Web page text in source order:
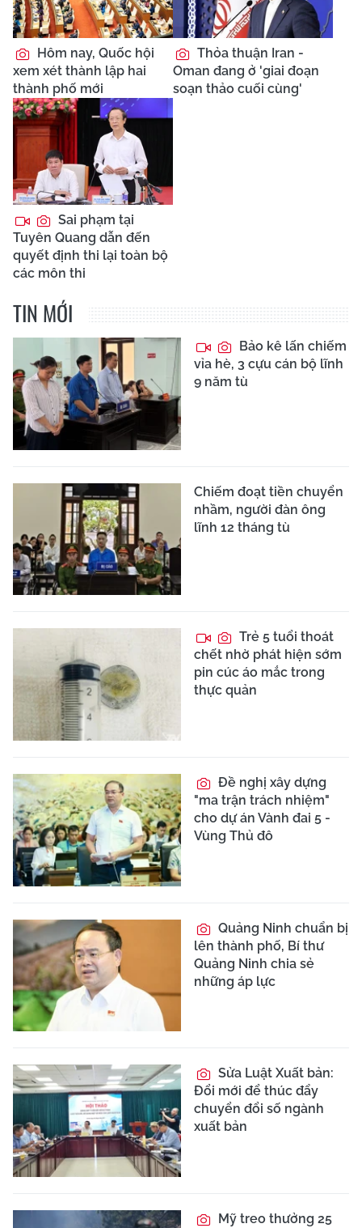
Hôm nay, Quốc hội
xem xét thành lập hai
thành phố mới
Thỏa thuận Iran -
Oman đang ở 'giai đoạn
soạn thảo cuối cùng'
Sai phạm tại
Tuyên Quang dẫn đến
quyết định thi lại toàn bộ
các môn thi
TIN MỚI
Bảo kê lấn chiếm
vỉa hè, 3 cựu cán bộ lĩnh
9 năm tù
Chiếm đoạt tiền chuyển
nhầm, người đàn ông
lĩnh 12 tháng tù
Trẻ 5 tuổi thoát
chết nhờ phát hiện sớm
pin cúc áo mắc trong
thực quản
Đề nghị xây dựng
"ma trận trách nhiệm"
cho dự án Vành đai 5 -
Vùng Thủ đô
Quảng Ninh chuẩn bị
lên thành phố, Bí thư
Quảng Ninh chia sẻ
những áp lực
Sửa Luật Xuất bản:
Đổi mới để thúc đẩy
chuyển đổi số ngành
xuất bản
Mỹ treo thưởng 25